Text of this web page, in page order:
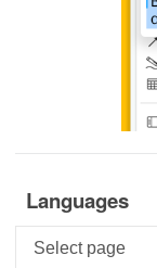
Languages
Languages